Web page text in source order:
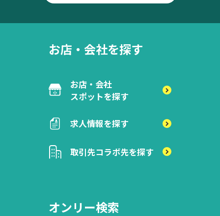
お店・会社を探す
お店・会社
スポットを探す
求人情報を探す
取引先コラボ先を探す
オンリー検索